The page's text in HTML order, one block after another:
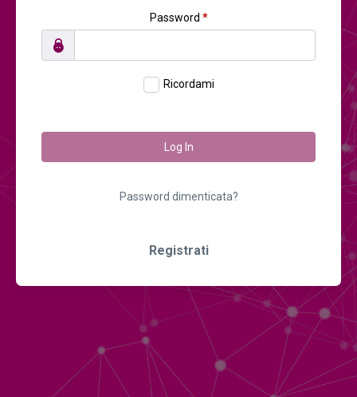
Password *
Ricordami
Log In
Password dimenticata?
Registrati